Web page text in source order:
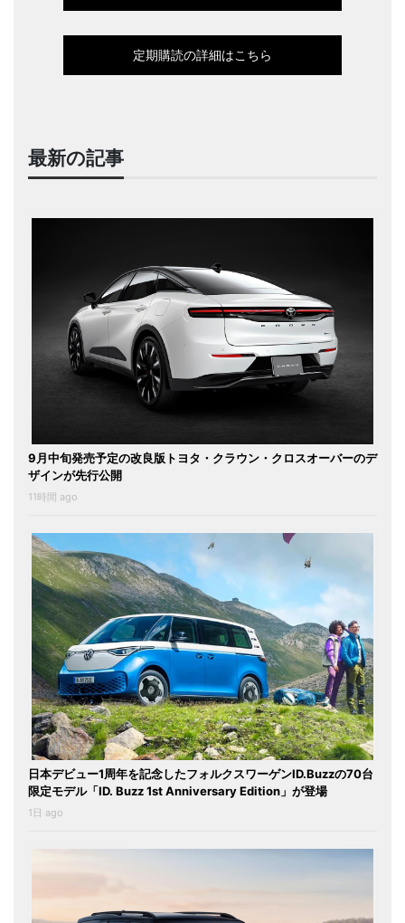
定期購読の詳細はこちら
最新の記事
9月中旬発売予定の改良版トヨタ・クラウン・クロスオーバーのデ
ザインが先行公開
11時間 ago
日本デビュー1周年を記念したフォルクスワーゲンID.Buzzの70台
限定モデル「ID. Buzz 1st Anniversary Edition」が登場
1日 ago